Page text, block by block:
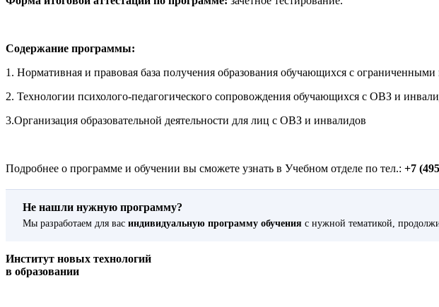
Содержание программы:
1. Нормативная и правовая база получения образования обучающихся с
2. Технологии психолого-педагогического сопровождения обучающихся с ОВЗ и
3.Организация образовательной деятельности для лиц с ОВЗ и инвалидов
Подробнее о программе и обучении вы сможете узнать в Учебном отделе по тел.: +7
Не нашли нужную программу?
Мы разработаем для вас индивидуальную программу обучения с нужной тематикой,
Институт новых технологий
в образовании